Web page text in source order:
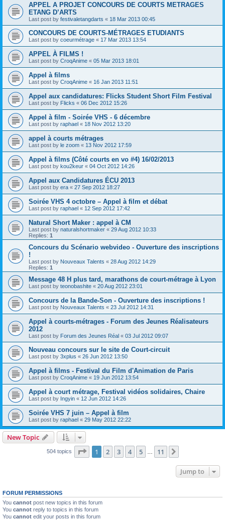
APPEL A PROJET CONCOURS DE COURTS METRAGES
ETANG D’ARTS
Last post by festivaletangdarts « 18 Mar 2013 00:45
CONCOURS DE COURTS-MÉTRAGES ETUDIANTS
Last post by coeurmétrage « 17 Mar 2013 13:54
APPEL À FILMS !
Last post by CroqAnime « 05 Mar 2013 18:01
Appel à films
Last post by CroqAnime « 16 Jan 2013 11:51
Appel aux candidatures: Flicks Student Short Film Festival
Last post by Flicks « 06 Dec 2012 15:26
Appel à film - Soirée VHS - 6 décembre
Last post by raphael « 18 Nov 2012 13:20
appel à courts métrages
Last post by le zoom « 13 Nov 2012 17:59
Appel à films (Côté courts en vo #4) 16/02/2013
Last post by kou2keur « 04 Oct 2012 14:26
Appel aux Candidatures ÉCU 2013
Last post by era « 27 Sep 2012 18:27
Soirée VHS 4 octobre – Appel à film et débat
Last post by raphael « 12 Sep 2012 17:42
Natural Short Maker : appel à CM
Last post by naturalshortmaker « 29 Aug 2012 10:33
Replies: 1
Concours du Scénario webvideo - Ouverture des inscriptions
!
Last post by Nouveaux Talents « 28 Aug 2012 14:29
Replies: 1
Message 48 H plus tard, marathons de court-métrage à Lyon
Last post by teonobashite « 20 Aug 2012 23:01
Concours de la Bande-Son - Ouverture des inscriptions !
Last post by Nouveaux Talents « 23 Jul 2012 14:31
Appel à courts-métrages - Forum des Jeunes Réalisateurs
2012
Last post by Forum des Jeunes Réal « 03 Jul 2012 09:07
Nouveau concours sur le site de Court-circuit
Last post by 3xplus « 26 Jun 2012 13:50
Appel à films - Festival du Film d'Animation de Paris
Last post by CroqAnime « 19 Jun 2012 13:54
Appel à court métrage, Festival vidéos solidaires, Chaire
Last post by Ingyin « 12 Jun 2012 14:26
Soirée VHS 7 juin – Appel à film
Last post by raphael « 29 May 2012 22:22
New Topic
504 topics Page 1of 11
1 2 3 4 5 11
Jump to
FORUM PERMISSIONS
You cannot post new topics in this forum
You cannot reply to topics in this forum
You cannot edit your posts in this forum